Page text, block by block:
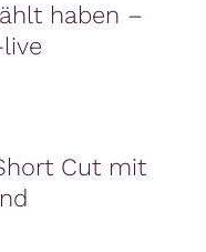
haben –
Cut mit